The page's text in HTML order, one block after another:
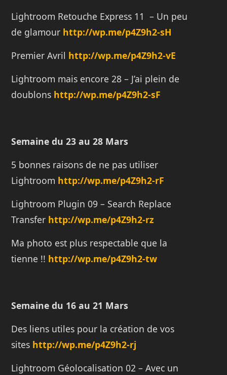
Lightroom Retouche Express 11 – Un peu
de glamour http://wp.me/p4Z9h2-sH
Premier Avril http://wp.me/p4Z9h2-vE
Lightroom mais encore 28 – J’ai plein de
doublons http://wp.me/p4Z9h2-sF
Semaine du 23 au 28 Mars
5 bonnes raisons de ne pas utiliser
Lightroom http://wp.me/p4Z9h2-rF
Lightroom Plugin 09 – Search Replace
Transfer http://wp.me/p4Z9h2-rz
Ma photo est plus respectable que la
tienne !! http://wp.me/p4Z9h2-tw
Semaine du 16 au 21 Mars
Des liens utiles pour la création de vos
sites http://wp.me/p4Z9h2-rj
Lightroom Géolocalisation 02 – Avec un